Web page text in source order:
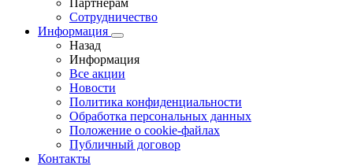
Партнерам
Сотрудничество
Информация
Назад
Информация
Все акции
Новости
Политика конфиденциальности
Обработка персональных данных
Положение о cookie-файлах
Публичный договор
Контакты